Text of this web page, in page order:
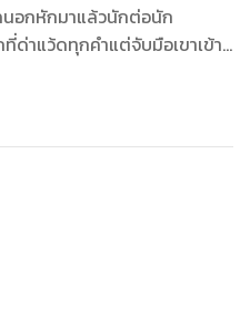
นอกหักมาแล้วนักต่อนัก
ด่าแว้ดทุกคำแต่จับมือเขาเข้า
งตกหลุมพรางเข้าอย่างจัง จาก
คู่ได้เจอกันอีก จีนเสนอ
นรู้ใจ ราคาไม่แพง... เอาใจมา